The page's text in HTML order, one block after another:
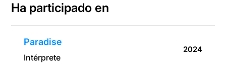
Ha participado en
Paradise
Intérprete
2024